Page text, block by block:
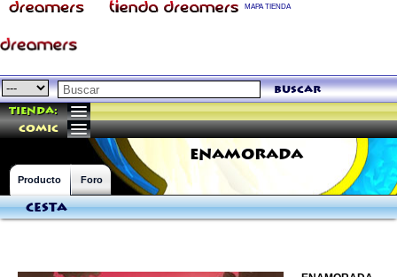
MAPA TIENDA
buscar
Tienda:
comic
ENAMORADA
Producto Foro
Cesta